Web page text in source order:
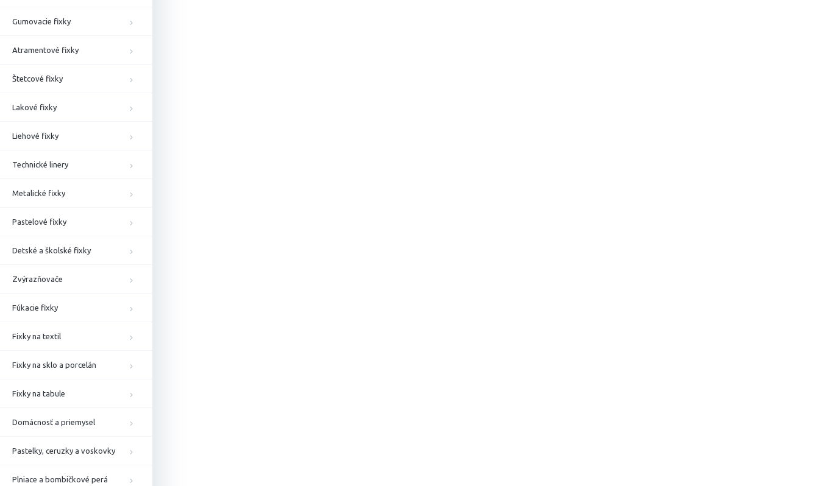
Gumovacie fixky
Atramentové fixky
Štetcové fixky
Lakové fixky
Liehové fixky
Technické linery
Metalické fixky
Pastelové fixky
Detské a školské fixky
Zvýrazňovače
Fúkacie fixky
Fixky na textil
Fixky na sklo a porcelán
Fixky na tabule
Domácnosť a priemysel
Pastelky, ceruzky a voskovky
Plniace a bombičkové perá